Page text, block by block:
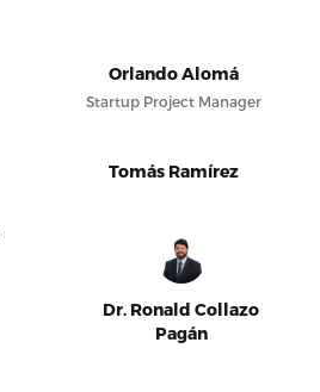
Orlando Alomá
Startup Project Manager
Tomás Ramírez
Dr. Ronald Collazo
Pagán